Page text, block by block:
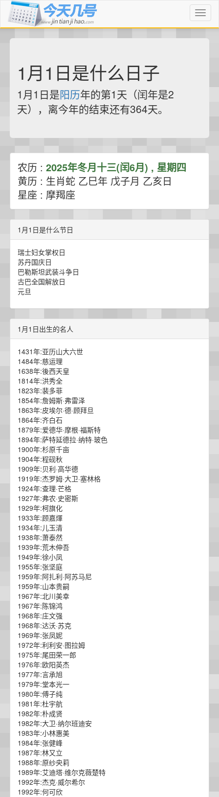
1月1日是什么日子
1月1日是阳历年的第1天（闰年是2
天），离今年的结束还有364天。
农历 : 2025年冬月十三(闰6月) , 星期四
黄历 : 生肖蛇 乙巳年 戊子月 乙亥日
星座 : 摩羯座
1月1日是什么节日
瑞士妇女掌权日
苏丹国庆日
巴勒斯坦武装斗争日
古巴全国解放日
元旦
1月1日出生的名人
1431年:亚历山大六世
1484年:慈运理
1638年:後西天皇
1814年:洪秀全
1823年:裴多菲
1854年:詹姆斯·弗雷泽
1863年:皮埃尔·德·顾拜旦
1864年:齐白石
1879年:爱德华·摩根·福斯特
1894年:萨特延德拉·纳特·玻色
1900年:杉原千亩
1904年:程砚秋
1909年:贝利·高华德
1919年:杰罗姆·大卫·塞林格
1924年:查理·芒格
1927年:弗农·史密斯
1929年:柯旗化
1933年:顾嘉煇
1934年:儿玉清
1938年:萧泰然
1939年:荒木伸吾
1949年:徐小凤
1955年:张坚庭
1959年:阿扎利·阿苏马尼
1959年:山本贵嗣
1967年:北川美幸
1967年:陈锦鸿
1968年:庄文强
1968年:达沃·苏克
1969年:张凤妮
1972年:利利安·图拉姆
1975年:尾田荣一郎
1976年:欧阳英杰
1977年:言承旭
1979年:堂本光一
1980年:傅子纯
1981年:杜宇航
1982年:朴成贤
1982年:大卫·纳尔班迪安
1983年:小林惠美
1984年:张健峰
1987年:林又立
1988年:原纱央莉
1989年:艾迪塔·维尔克薇楚特
1992年:杰克·威尔希尔
1992年:何可欣